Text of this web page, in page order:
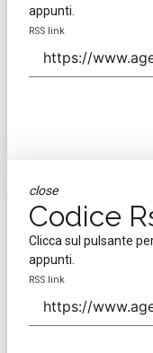
appunti.
RSS link
close
Codice
Clicca sul pulsante
appunti.
RSS link